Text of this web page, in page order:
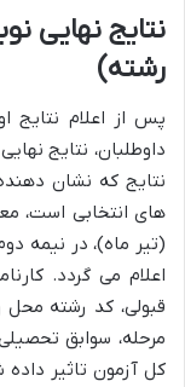
نتایج نهایی
رشته)
پس از اعلام نتایج
داوطلبان، نتایج
نتایج که نشان
های انتخابی است،
(تیر ماه)، در نیمه
اعلام می گردد.
قبولی، کد رشته
مرحله، سوابق
کل آزمون تاثیر